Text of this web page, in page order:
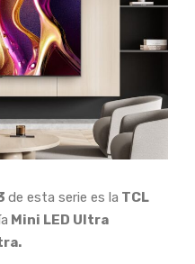
de esta serie es la TCL
Mini LED Ultra